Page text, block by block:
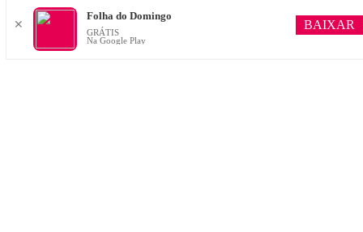
✕
Folha do Domingo
GRÁTIS
Na Google Play
BAIXAR